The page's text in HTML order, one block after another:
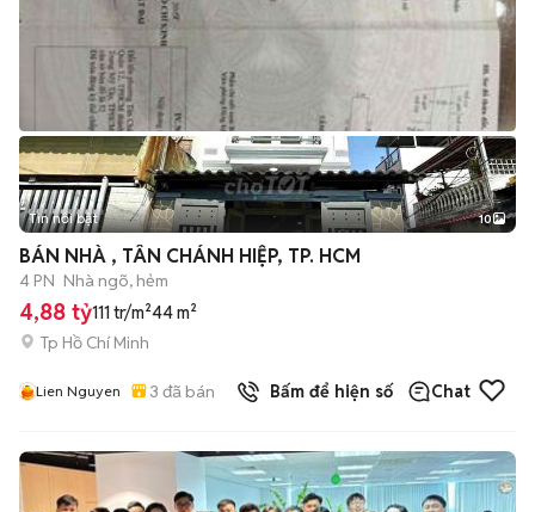
+2
Tin nổi bật 10
BÁN NHÀ , TÂN CHÁNH HIỆP, TP. HCM
4 PN Nhà ngõ, hẻm
4,88 tỷ111 tr/m²44 m²
Tp Hồ Chí Minh
Lien Nguyen 3 đã bán Bấm để hiện số Chat